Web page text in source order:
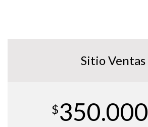
Sitio Ventas
$350.000